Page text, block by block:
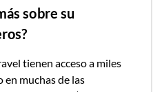
sobre su
tienen acceso a miles
en muchas de las